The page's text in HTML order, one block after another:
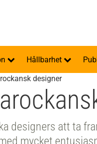
Hållbarhet
designer
designers att ta
mycket